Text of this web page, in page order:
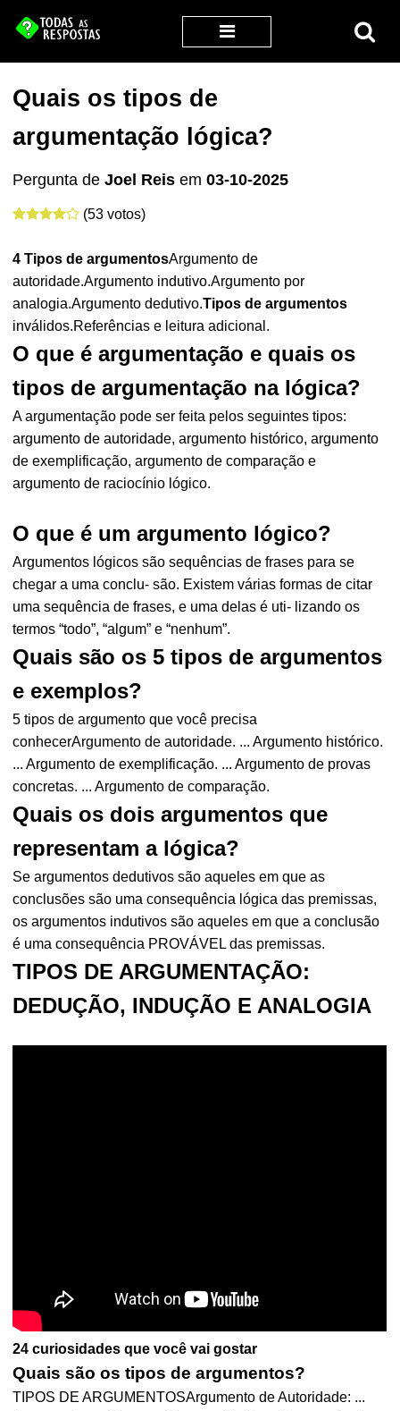
Quais os tipos de
argumentação lógica?
Pergunta deJoel Reis em03-10-2025
(53 votos)
4Tipos de argumentosArgumento de
autoridade.Argumento indutivo.Argumento por
analogia.Argumento dedutivo.Tipos de argumentos
inválidos.Referências e leitura adicional.
O que é argumentação e quais os
tipos de argumentação na lógica?
A argumentação pode ser feita pelos seguintes tipos:
argumento de autoridade, argumento histórico, argumento
de exemplificação, argumento de comparação e
argumento de raciocínio lógico.
O que é um argumento lógico?
Argumentos lógicos são sequências de frases para se
chegar a uma conclu- são. Existem várias formas de citar
uma sequência de frases, e uma delas é uti- lizando os
termos “todo”, “algum” e “nenhum”.
Quais são os 5 tipos de argumentos
e exemplos?
5 tipos de argumento que você precisa
conhecerArgumento de autoridade. ... Argumento histórico.
... Argumento de exemplificação. ... Argumento de provas
concretas. ... Argumento de comparação.
Quais os dois argumentos que
representam a lógica?
Se argumentos dedutivos são aqueles em que as
conclusões são uma consequência lógica das premissas,
os argumentos indutivos são aqueles em que a conclusão
é uma consequência PROVÁVEL das premissas.
TIPOS DE ARGUMENTAÇÃO:
DEDUÇÃO, INDUÇÃO E ANALOGIA
24 curiosidades que você vai gostar
Quais são os tipos de argumentos?
TIPOS DE ARGUMENTOSArgumento de Autoridade: ...